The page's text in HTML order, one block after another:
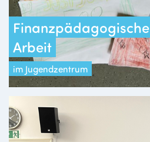
Finanzpädagogische
Arbeit
im Jugendzentrum